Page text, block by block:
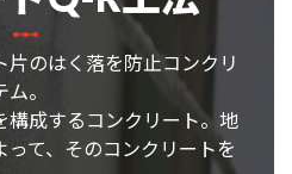
のはく落を防止コンクリ
。
構成するコンクリート。地
て、そのコンクリートを